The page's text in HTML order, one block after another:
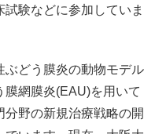
験などに参加していま
ぶどう膜炎の動物モデル
網膜炎(EAU)を用いて
野の新規治療戦略の開